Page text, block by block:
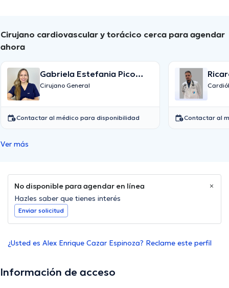
Cirujano cardiovascular y torácico cerca para agendar
ahora
Gabriela Estefania Pico
Loor
Cirujano General
Contactar al médico para disponibilidad Contactar al
Ver más
No disponible para agendar en línea
Hazles saber que tienes interés
Enviar solicitud
¿Usted es Alex Enrique Cazar Espinoza? Reclame este perfil
Información de acceso